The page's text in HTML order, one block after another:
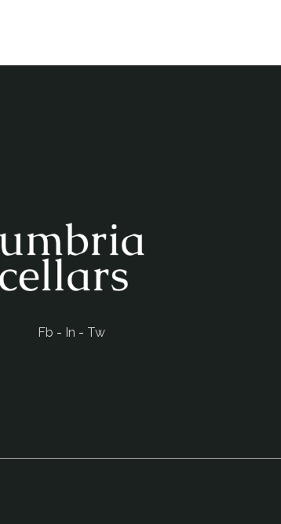
Fb - In - Tw